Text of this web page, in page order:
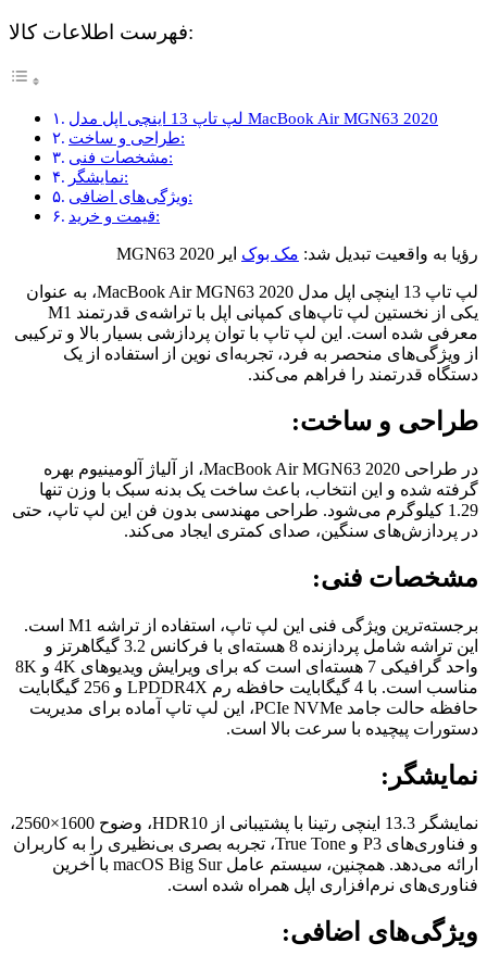
فهرست اطلاعات کالا:
لپ تاپ 13 اینچی اپل مدل MacBook Air MGN63 2020
طراحی و ساخت:
مشخصات فنی:
نمایشگر:
ویژگی‌های اضافی:
قیمت و خرید:
رؤیا به واقعیت تبدیل شد: مک بوک ایر MGN63 2020
لپ تاپ 13 اینچی اپل مدل MacBook Air MGN63 2020، به عنوان
یکی از نخستین لپ تاپ‌های کمپانی اپل با تراشه‌ی قدرتمند M1
معرفی شده است. این لپ تاپ با توان پردازشی بسیار بالا و ترکیبی
از ویژگی‌های منحصر به فرد، تجربه‌ای نوین از استفاده از یک
دستگاه قدرتمند را فراهم می‌کند.
طراحی و ساخت:
در طراحی MacBook Air MGN63 2020، از آلیاژ آلومینیوم بهره
گرفته شده و این انتخاب، باعث ساخت یک بدنه سبک با وزن تنها
1.29 کیلوگرم می‌شود. طراحی مهندسی بدون فن این لپ تاپ، حتی
در پردازش‌های سنگین، صدای کمتری ایجاد می‌کند.
مشخصات فنی:
برجسته‌ترین ویژگی فنی این لپ تاپ، استفاده از تراشه M1 است.
این تراشه شامل پردازنده 8 هسته‌ای با فرکانس 3.2 گیگاهرتز و
واحد گرافیکی 7 هسته‌ای است که برای ویرایش ویدیوهای 4K و 8K
مناسب است. با 4 گیگابایت حافظه رم LPDDR4X و 256 گیگابایت
حافظه حالت جامد PCIe NVMe، این لپ تاپ آماده برای مدیریت
دستورات پیچیده با سرعت بالا است.
نمایشگر:
نمایشگر 13.3 اینچی رتینا با پشتیبانی از HDR10، وضوح 1600×2560،
و فناوری‌های P3 و True Tone، تجربه بصری بی‌نظیری را به کاربران
ارائه می‌دهد. همچنین، سیستم عامل macOS Big Sur با آخرین
فناوری‌های نرم‌افزاری اپل همراه شده است.
ویژگی‌های اضافی: